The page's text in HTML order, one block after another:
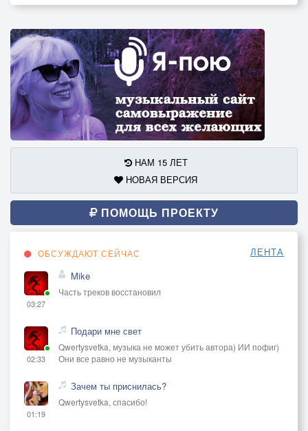
НАМ 15 ЛЕТ
НОВАЯ ВЕРСИЯ
ПОМОЩЬ ПРОЕКТУ
ОБСУЖДАЮТ СЕЙЧАС ЛЕНТА
03:27
Mike
Часть треков восстановил
02:33
Подари мне свет
Qwertysvetka, музыка не может убить автора) ИИ пофиг)
Они все равно не музыканты
01:19
Зачем ты приснилась?
Qwertysvetka, спасибо!